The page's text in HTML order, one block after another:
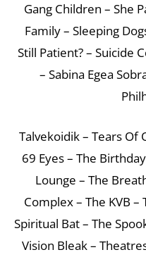
Gang Children – She
Family – Sleeping
Still Patient? – Suicide
– Sabina Egea
Talvekoidik – Tears Of
69 Eyes – The
Lounge – The
Complex – The KVB –
Spiritual Bat – The
Vision Bleak –